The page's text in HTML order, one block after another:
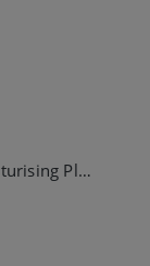
Nuxe Creme Fraiche De Beaute Moisturising Plumping Cream 48H- krem nawilżający do skóry normalnej 30ml (1)